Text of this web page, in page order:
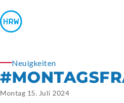
Neuigkeiten
Montag 15. Juli 2024